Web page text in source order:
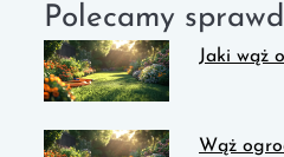
Polecamy
Jaki wąż
Wąż